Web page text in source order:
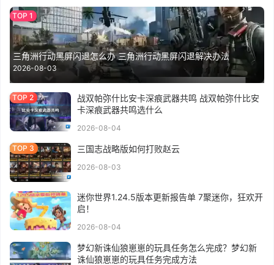
三角洲行动黑屏闪退怎么办 三角洲行动黑屏闪退解决办法
2026-08-03
战双帕弥什比安卡深痕武器共鸣 战双帕弥什比安
卡深痕武器共鸣选什么
2026-08-04
三国志战略版如何打败赵云
2026-08-03
迷你世界1.24.5版本更新报告单 7聚迷你，狂欢开
启！
2026-08-04
梦幻新诛仙狼崽崽的玩具任务怎么完成？梦幻新
诛仙狼崽崽的玩具任务完成方法